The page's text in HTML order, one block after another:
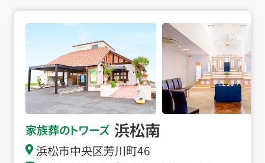
家族葬のトワーズ 浜松南
浜松市中央区芳川町46
浜松南の詳細へ